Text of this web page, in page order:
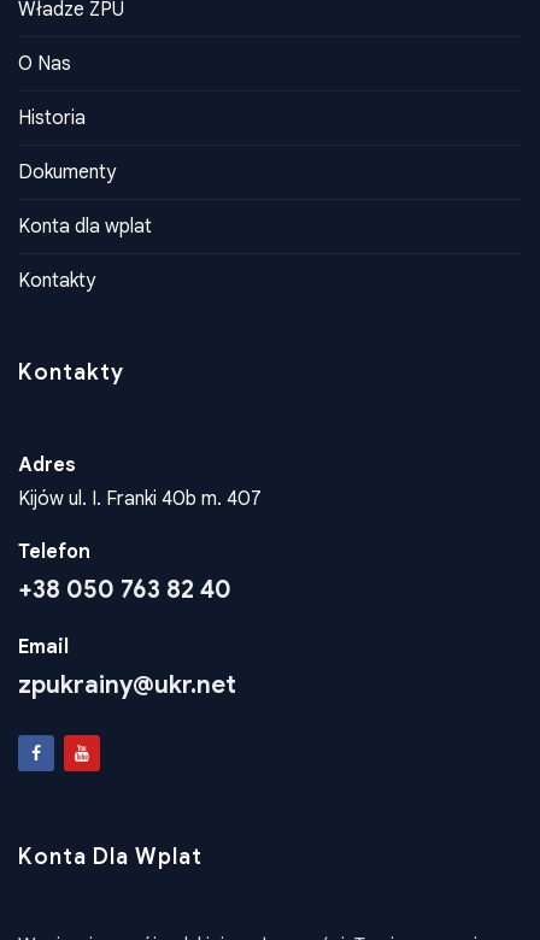
Władze ZPU
O Nas
Historia
Dokumenty
Konta dla wplat
Kontakty
Kontakty
Adres
Kijów ul. I. Franki 40b m. 407
Telefon
+38 050 763 82 40
Email
zpukrainy@ukr.net
Konta Dla Wplat